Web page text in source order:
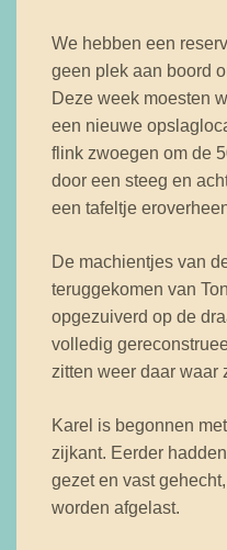
We hebben een
geen plek aan boord
Deze week moesten
een nieuwe
flink zwoegen om de
door een steeg en
een tafeltje
De machientjes van
teruggekomen van
opgezuiverd op de
volledig
zitten weer daar waar
Karel is begonnen
zijkant. Eerder
gezet en vast
worden afgelast.